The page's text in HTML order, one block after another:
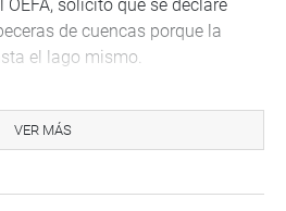
solicitó que se declare
de cuencas porque la
el lago mismo.
de la región Puno
y hasta la fecha las
VER MÁS